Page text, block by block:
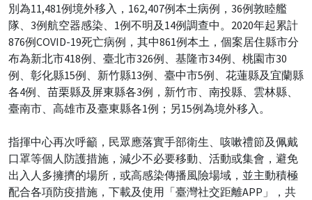
別為11,481例境外移入，162,407例本土病例，36例敦睦艦
隊、3例航空器感染、1例不明及14例調查中。2020年起累計
876例COVID-19死亡病例，其中861例本土，個案居住縣市分
布為新北市418例、臺北市326例、基隆市34例、桃園市30
例、彰化縣15例、新竹縣13例、臺中市5例、花蓮縣及宜蘭縣
各4例、苗栗縣及屏東縣各3例，新竹市、南投縣、雲林縣、
臺南市、高雄市及臺東縣各1例；另15例為境外移入。
指揮中心再次呼籲，民眾應落實手部衛生、咳嗽禮節及佩戴
口罩等個人防護措施，減少不必要移動、活動或集會，避免
出入人多擁擠的場所，或高感染傳播風險場域，並主動積極
配合各項防疫措施，下載及使用「臺灣社交距離APP」，共